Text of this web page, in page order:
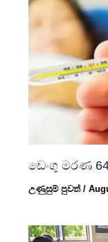
ඩෙංගු මරණ
උණුසුම් පුවත්/